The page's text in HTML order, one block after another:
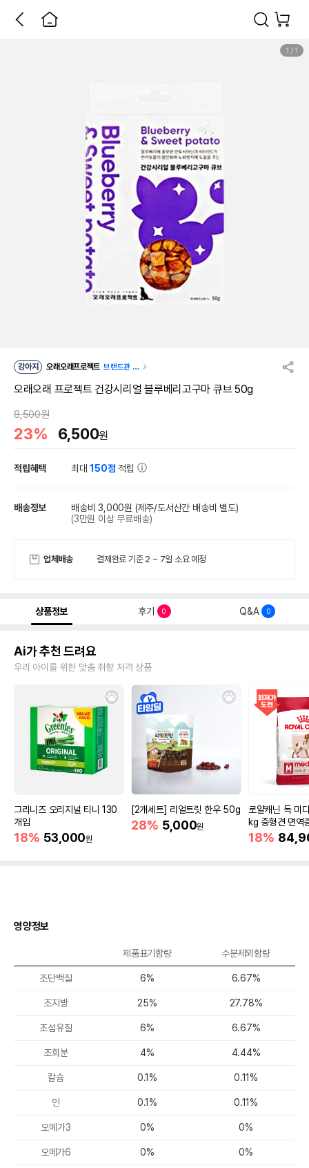
1 / 1
강아지 오래오래프로젝트 브랜드관 이
오래오래 프로젝트 건강시리얼 블루베리고구마 큐브 50g
8,500원
23% 6,500원
적립혜택 최대150점 적립
배송정보 배송비 3,000원 (제주/도서산간 배송비 별도)
(3만원 이상 무료배송)
업체배송 결제완료 기준 2 ~ 7일 소요 예정
상품정보 후기 0 Q&A 0
Ai가 추천 드려요
우리 아이를 위한 맞춤 취향 저격 상품
그리니즈 오리지널 티니 130
개입
18% 53,000원
[2개세트] 리얼트릿 한우 50g
28% 5,000원
로얄캐닌 독 미
kg 중형견 면역
18%
영양정보
제품표기함량 수분제외함량
조단백질 6% 6.67%
조지방 25% 27.78%
조섬유질 6% 6.67%
조회분 4% 4.44%
칼슘 0.1% 0.11%
인 0.1% 0.11%
오메가3 0% 0%
오메가6 0% 0%